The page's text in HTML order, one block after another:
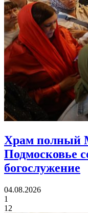
Храм полный
Подмосковье
богослужение
04.08.2026
1
12